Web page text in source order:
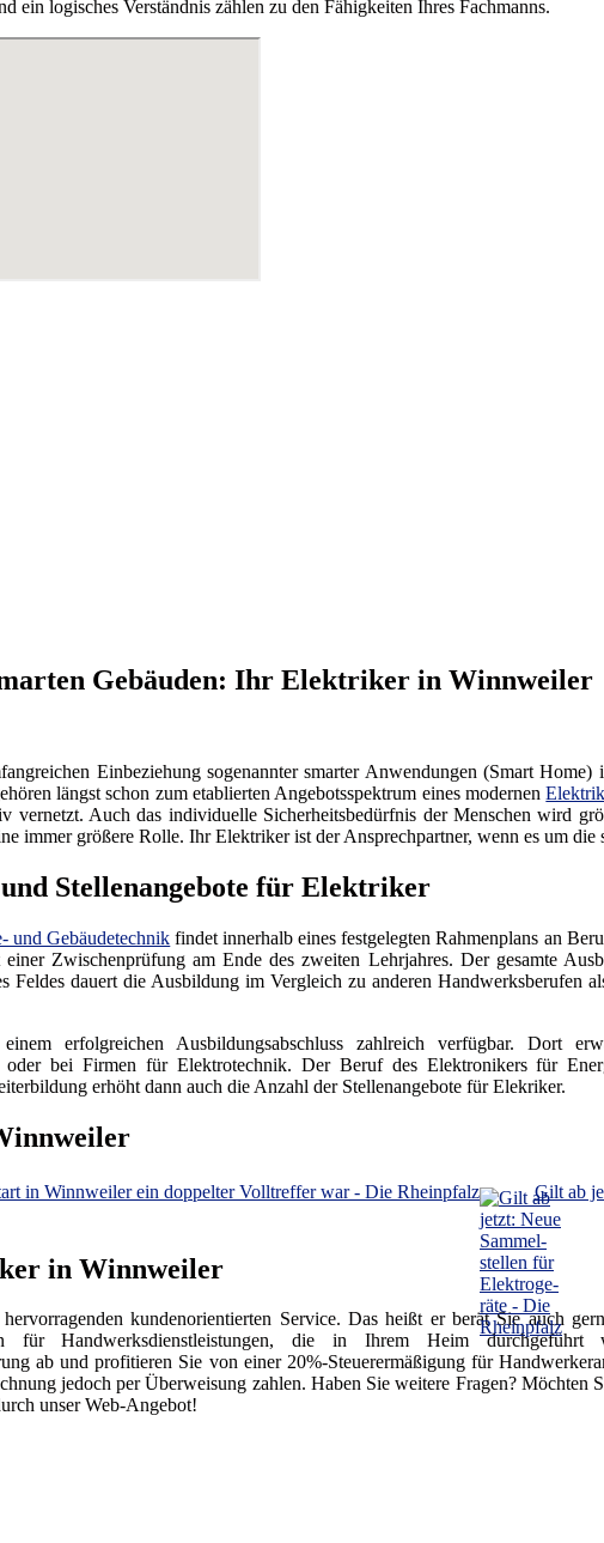
logisches Verständnis zählen zu den Fähigkeiten Ihres Fachmanns.
Gebäuden: Ihr Elektriker in Winnweiler
Einbeziehung sogenannter smarter Anwendungen (Smart
längst schon zum etablierten Angebotsspektrum eines modernen
vernetzt. Auch das individuelle Sicherheitsbedürfnis der Menschen wird
immer größere Rolle. Ihr Elektriker ist der Ansprechpartner, wenn es um
Stellenangebote für Elektriker
und Gebäudetechnik findet innerhalb eines festgelegten Rahmenplans an
Zwischenprüfung am Ende des zweiten Lehrjahres. Der gesamte
Feldes dauert die Ausbildung im Vergleich zu anderen Handwerksberufen
erfolgreichen Ausbildungsabschluss zahlreich verfügbar. Dort
oder bei Firmen für Elektrotechnik. Der Beruf des Elektronikers für
erhöht dann auch die Anzahl der Stellenangebote für Elekriker.
in Winn­wei­ler ein dop­pel­ter Voll­tref­fer war - Die Rheinpfalz Gilt ab
in Winnweiler
kundenorientierten Service. Das heißt er berät Sie auch
für Handwerksdienstleistungen, die in Ihrem Heim
ab und profitieren Sie von einer 20%-Steuerermäßigung für
jedoch per Überweisung zahlen. Haben Sie weitere Fragen? Möchten
unser Web-Angebot!